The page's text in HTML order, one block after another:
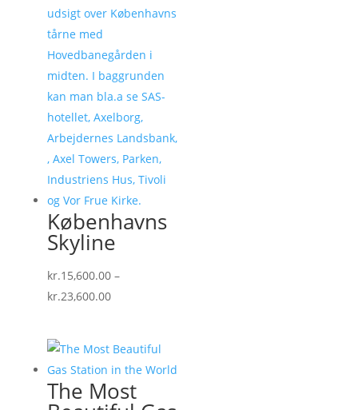
Københavns
Skyline
kr.15,600.00 –
kr.23,600.00Prisinterval:
kr.23,600.00
The Most